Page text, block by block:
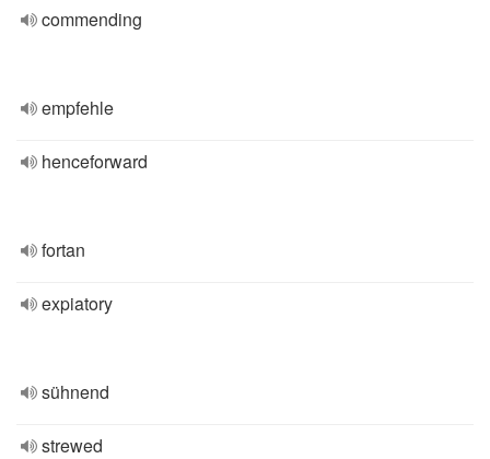
commending
empfehle
henceforward
fortan
expiatory
sühnend
strewed